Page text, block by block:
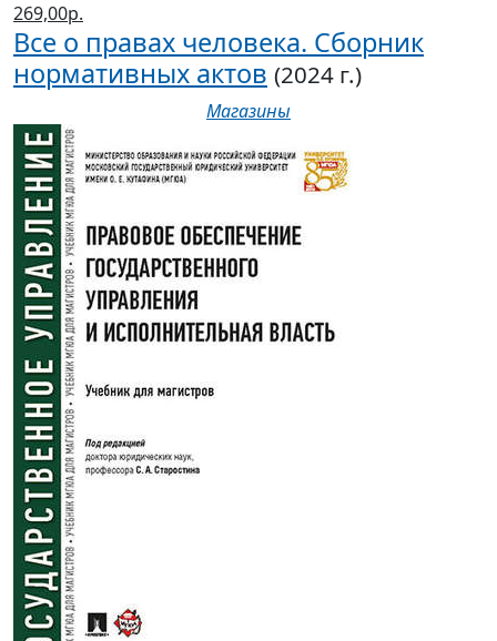
269,00р.
Все о правах человека. Сборник
нормативных актов (2024 г.)
Магазины